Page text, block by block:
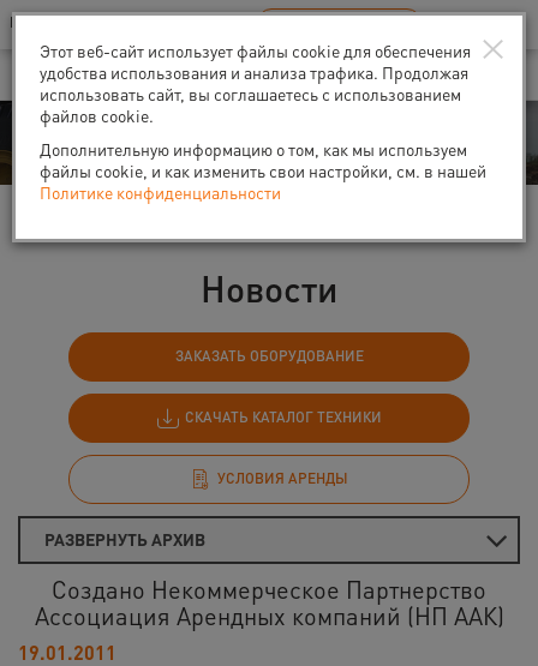
Ваш город:Санкт-Петербург
В Вашем регионе нет наших офисов RU EN
События
Новости
ЗАКАЗАТЬ ОБОРУДОВАНИЕ
СКАЧАТЬ КАТАЛОГ ТЕХНИКИ
УСЛОВИЯ АРЕНДЫ
РАЗВЕРНУТЬ АРХИВ
Создано Некоммерческое Партнерство
Ассоциация Арендных компаний (НП ААК)
19.01.2011
×
Этот веб-сайт использует файлы cookie для обеспечения
удобства использования и анализа трафика. Продолжая
использовать сайт, вы соглашаетесь с использованием
файлов cookie.
Дополнительную информацию о том, как мы используем
файлы cookie, и как изменить свои настройки, см. в нашей
Политике конфиденциальности